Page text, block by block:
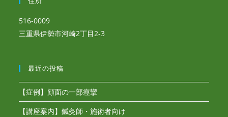
516-0009
三重県伊勢市河崎2丁目2-3
最近の投稿
【症例】顔面の一部痙攣
【講座案内】鍼灸師・施術者向け